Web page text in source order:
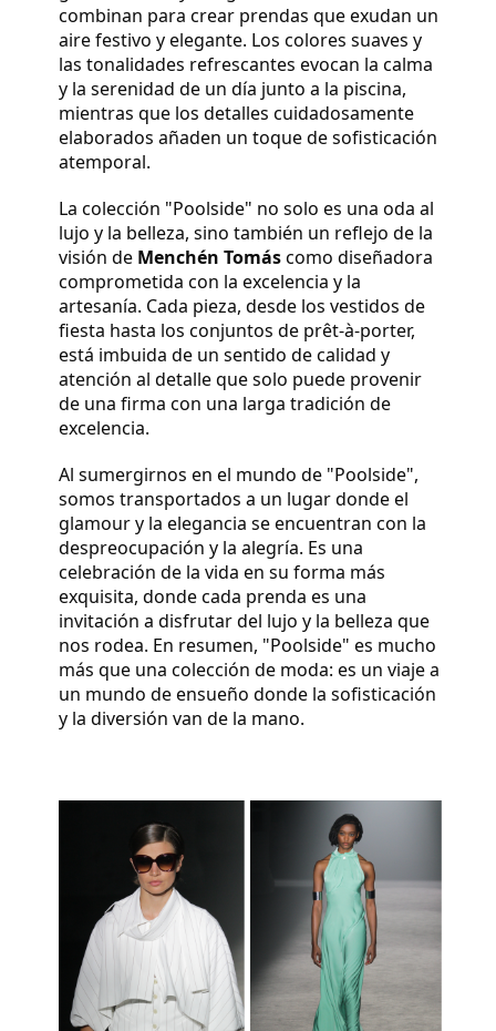
combinan para crear prendas que exudan un
aire festivo y elegante. Los colores suaves y
las tonalidades refrescantes evocan la calma
y la serenidad de un día junto a la piscina,
mientras que los detalles cuidadosamente
elaborados añaden un toque de sofisticación
atemporal.
La colección "Poolside" no solo es una oda al
lujo y la belleza, sino también un reflejo de la
visión de Menchén Tomáscomo diseñadora
comprometida con la excelencia y la
artesanía. Cada pieza, desde los vestidos de
fiesta hasta los conjuntos de prêt-à-porter,
está imbuida de un sentido de calidad y
atención al detalle que solo puede provenir
de una firma con una larga tradición de
excelencia.
Al sumergirnos en el mundo de "Poolside",
somos transportados a un lugar donde el
glamour y la elegancia se encuentran con la
despreocupación y la alegría. Es una
celebración de la vida en su forma más
exquisita, donde cada prenda es una
invitación a disfrutar del lujo y la belleza que
nos rodea. En resumen, "Poolside" es mucho
más que una colección de moda: es un viaje a
un mundo de ensueño donde la sofisticación
y la diversión van de la mano.